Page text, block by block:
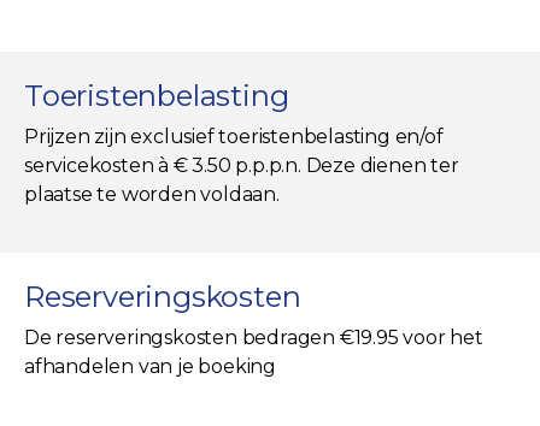
Toeristenbelasting
Prijzen zijn exclusief toeristenbelasting en/of
servicekosten à € 3.50 p.p.p.n. Deze dienen ter
plaatse te worden voldaan.
Reserveringskosten
De reserveringskosten bedragen €19.95 voor het
afhandelen van je boeking